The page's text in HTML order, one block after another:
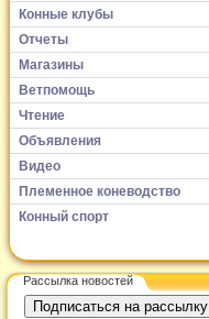
Конные клубы
Отчеты
Магазины
Ветпомощь
Чтение
Объявления
Видео
Племенное коневодство
Конный спорт
Рассылка новостей